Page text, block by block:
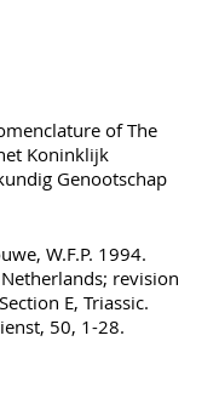
of The
Koninklijk
Genootschap
W.F.P. 1994.
revision
E, Triassic.
50, 1-28.